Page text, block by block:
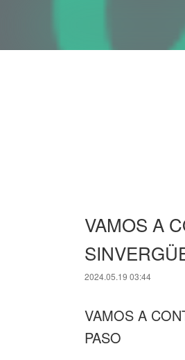
VAMOS A
2024.05.19 03:44
VAMOS A
PASO